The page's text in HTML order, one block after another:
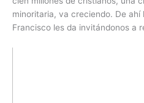
minoritaria, va creciendo. De ahí
Francisco les da invitándonos a